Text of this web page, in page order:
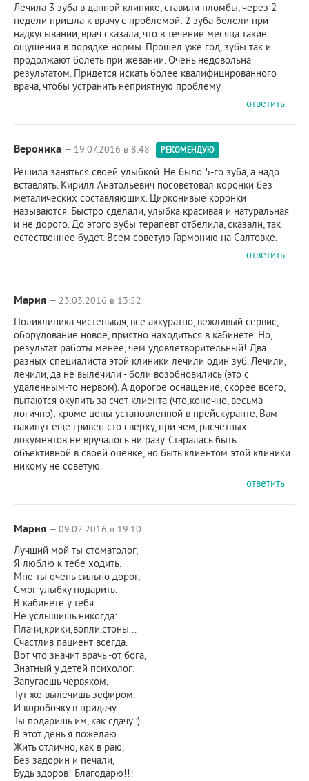
Лечила 3 зуба в данной клинике, ставили пломбы, через 2
недели пришла к врачу с проблемой: 2 зуба болели при
надкусывании, врач сказала, что в течение месяца такие
ощущения в порядке нормы. Прошёл уже год, зубы так и
продолжают болеть при жевании. Очень недовольна
результатом. Придётся искать более квалифицированного
врача, чтобы устранить неприятную проблему.
ответить
Вероника — 19.07.2016 в 8:48 РЕКОМЕНДУЮ
Решила заняться своей улыбкой. Не было 5-го зуба, а надо
вставлять. Кирилл Анатольевич посоветовал коронки без
металических составляющих. Цирконивые коронки
называются. Быстро сделали, улыбка красивая и натуральная
и не дорого. До этого зубы терапевт отбелила, сказали, так
естественнее будет. Всем советую Гармонию на Салтовке.
ответить
Мария — 23.03.2016 в 13:52
Поликлиника чистенькая, все аккуратно, вежливый сервис,
оборудование новое, приятно находиться в кабинете. Но,
результат работы менее, чем удовлетворительный! Два
разных специалиста этой клиники лечили один зуб. Лечили,
лечили, да не вылечили - боли возобновились (это с
удаленным-то нервом). А дорогое оснащение, скорее всего,
пытаются окупить за счет клиента (что,конечно, весьма
логично): кроме цены установленной в прейскуранте, Вам
накинут еще гривен сто сверху, при чем, расчетных
документов не вручалось ни разу. Старалась быть
объективной в своей оценке, но быть клиентом этой клиники
никому не советую.
ответить
Мария — 09.02.2016 в 19:10
Лучший мой ты стоматолог,
Я люблю к тебе ходить.
Мне ты очень сильно дорог,
Смог улыбку подарить.
В кабинете у тебя
Не услышишь никогда:
Плачи,крики,вопли,стоны...
Счастлив пациент всегда.
Вот что значит врачь -от бога,
Знатный у детей психолог:
Запугаешь червяком,
Тут же вылечишь зефиром.
И коробочку в придачу
Ты подаришь им, как сдачу :)
В этот день я пожелаю
Жить отлично, как в раю,
Без задорин и печали,
Будь здоров! Благодарю!!!